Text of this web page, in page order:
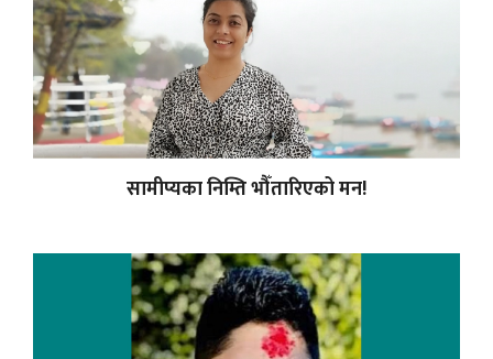
सामीप्यका निम्ति भौँतारिएको मन!